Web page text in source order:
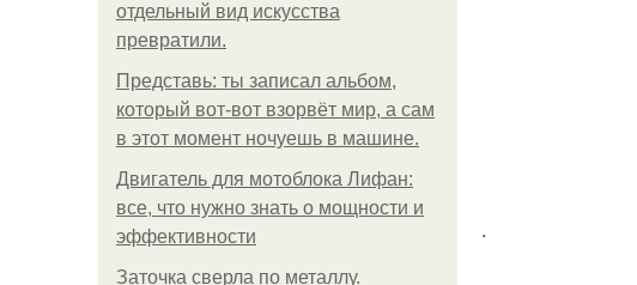
отдельный вид искусства
превратили.
Представь: ты записал альбом,
который вот-вот взорвёт мир, а сам
в этот момент ночуешь в машине.
Двигатель для мотоблока Лифан:
все, что нужно знать о мощности и
эффективности
Заточка сверла по металлу.
.